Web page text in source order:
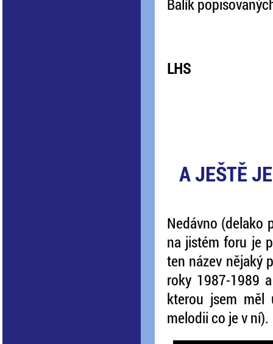
LHS
A JEŠTĚ
Nedávno (delako
na jistém foru je
ten název nějaký
roky 1987-1989
kterou jsem měl
melodii co je v ní).